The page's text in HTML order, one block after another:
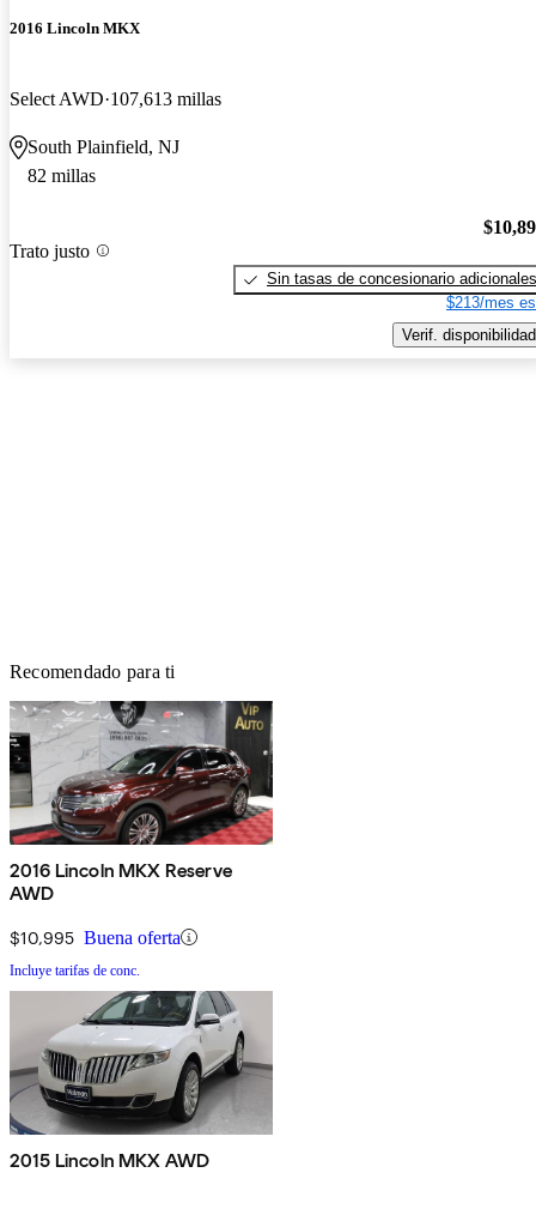
2016 Lincoln MKX
Select AWD 107,613 millas
South Plainfield, NJ
82 millas
Trato justo
Sin tasas de concesionario adicionales
$213/mes
Verif. disponibilidad
Recomendado para ti
2016 Lincoln MKX Reserve
AWD
$10,995 Buena oferta
Incluye tarifas de conc.
2015 Lincoln MKX AWD